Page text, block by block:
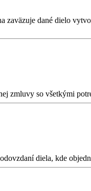
zaväzuje dané dielo
zmluvy so všetkými
diela, kde